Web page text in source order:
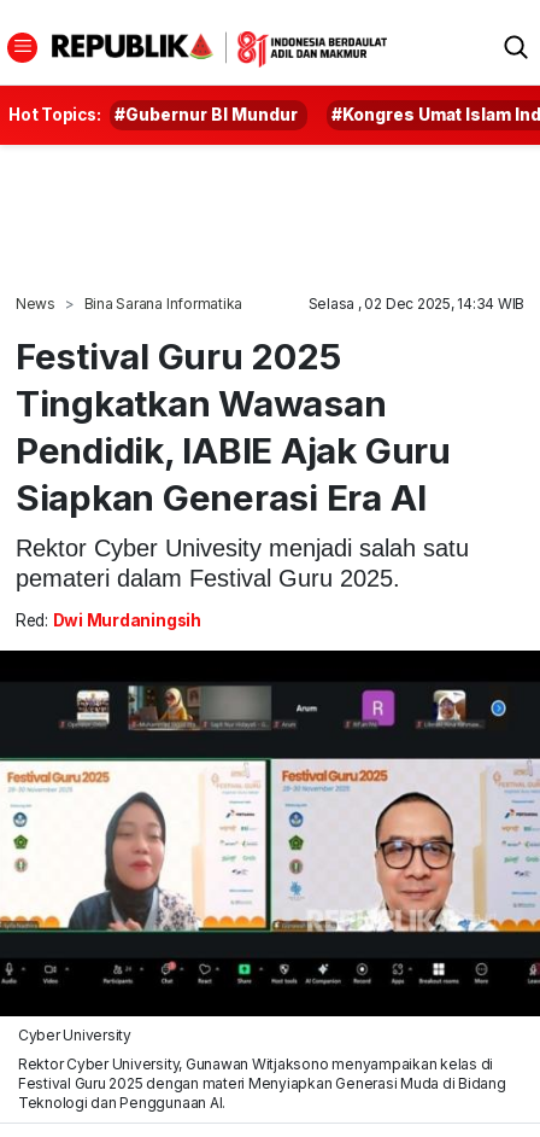
Hot Topics: #Gubernur BI Mundur #Kongres Umat Islam
News Bina Sarana Informatika Selasa , 02 Dec 2025, 14:34 WIB
Festival Guru 2025
Tingkatkan Wawasan
Pendidik, IABIE Ajak Guru
Siapkan Generasi Era AI
Rektor Cyber Univesity menjadi salah satu
pemateri dalam Festival Guru 2025.
Red: Dwi Murdaningsih
Cyber University
Rektor Cyber University, Gunawan Witjaksono menyampaikan kelas di
Festival Guru 2025 dengan materi Menyiapkan Generasi Muda di Bidang
Teknologi dan Penggunaan AI.